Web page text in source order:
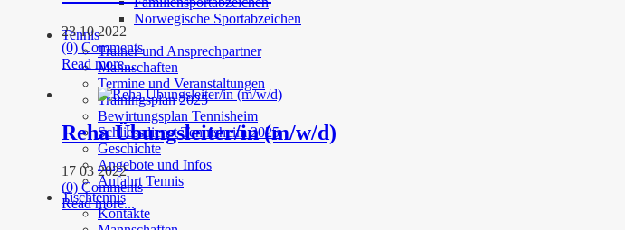
Norwegische Sportabzeichen
Tennis
Trainer und Ansprechpartner
Mannschaften
Termine und Veranstaltungen
Trainingsplan 2025
Bewirtungsplan Tennisheim
Schliessdienst Tennisheim 2025
Geschichte
Angebote und Infos
Anfahrt Tennis
Tischtennis
Kontakte
23 10 2022
(0) Comments
Read more...
Reha Übungsleiter/in (m/w/d)
17 03 2022
(0) Comments
Read more...